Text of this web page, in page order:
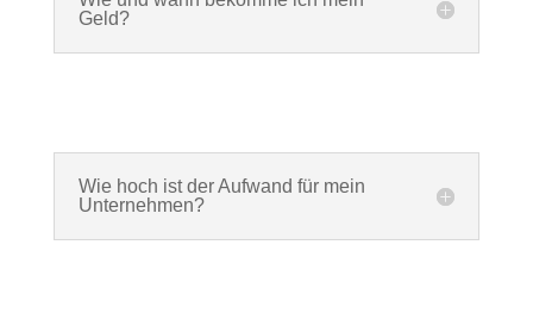
Geld?
Wie hoch ist der Aufwand für mein
Unternehmen?